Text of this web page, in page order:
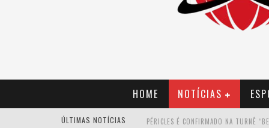
HOME NOTÍCIAS
ÚLTIMAS NOTÍCIAS